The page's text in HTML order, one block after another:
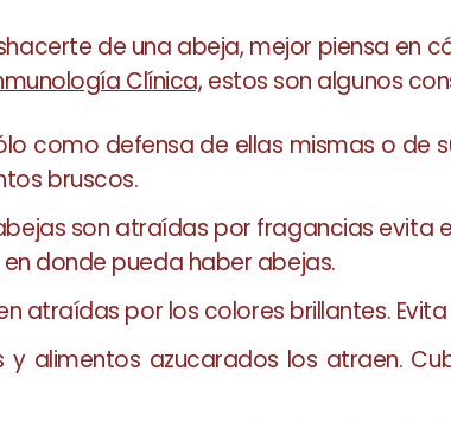
de una abeja, mejor piensa en
Clínica, estos son algunos
como defensa de ellas mismas o de
bruscos.
son atraídas por fragancias evita
donde pueda haber abejas.
atraídas por los colores brillantes.
y alimentos azucarados los atraen.